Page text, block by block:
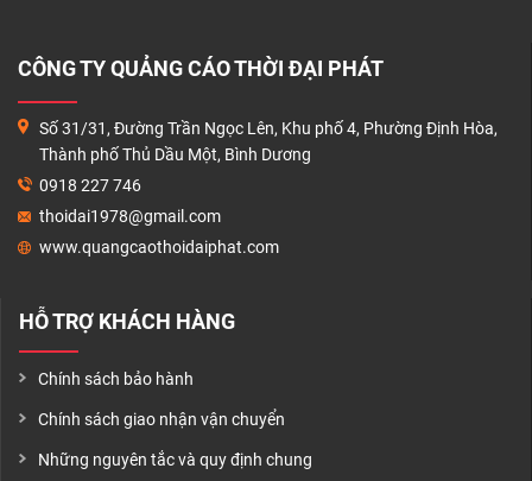
CÔNG TY QUẢNG CÁO THỜI ĐẠI PHÁT
Số 31/31, Đường Trần Ngọc Lên, Khu phố 4, Phường Định Hòa,
Thành phố Thủ Dầu Một, Bình Dương
0918 227 746
thoidai1978@gmail.com
www.quangcaothoidaiphat.com
HỖ TRỢ KHÁCH HÀNG
Chính sách bảo hành
Chính sách giao nhận vận chuyển
Những nguyên tắc và quy định chung